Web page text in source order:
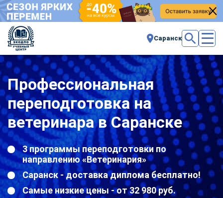
Саранск
Профессиональная
переподготовка на
ветеринара в Саранске
3 программы переподготовки по
направлению «Ветеринария»
Саранск - доставка диплома бесплатно!
Самые низкие цены - от 32 980 руб.